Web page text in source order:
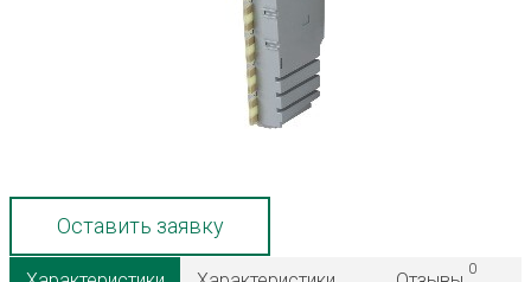
Оставить заявку
0